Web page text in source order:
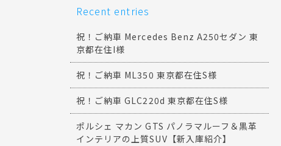
Recent entries
祝！ご納車 Mercedes Benz A250セダン 東
京都在住I様
祝！ご納車 ML350 東京都在住S様
祝！ご納車 GLC220d 東京都在住S様
ポルシェ マカン GTS パノラマルーフ＆黒革
インテリアの上質SUV【新入庫紹介】